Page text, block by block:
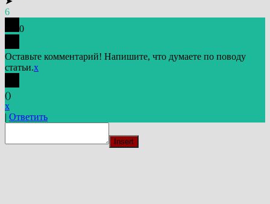
6
0
Оставьте комментарий! Напишите, что думаете по поводу
статьи.x
()
x
| Ответить
Insert